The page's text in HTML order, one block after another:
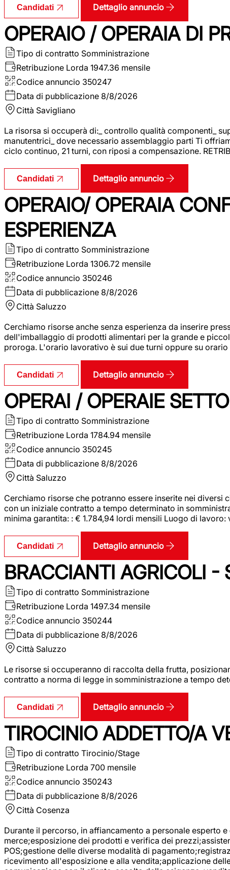
Candidati Dettaglio annuncio
OPERAIO / OPERAIA DI
Tipo di contratto Somministrazione
Retribuzione Lorda 1947.36 mensile
Codice annuncio 350247
Data di pubblicazione 8/8/2026
Città Savigliano
La risorsa si occuperà di:_ controllo qualità componenti_
manutentrici_ dove necessario assemblaggio parti Ti
ciclo continuo, 21 turni, con riposi a compensazione.
Candidati Dettaglio annuncio
OPERAIO/ OPERAIA
ESPERIENZA
Tipo di contratto Somministrazione
Retribuzione Lorda 1306.72 mensile
Codice annuncio 350246
Data di pubblicazione 8/8/2026
Città Saluzzo
Cerchiamo risorse anche senza esperienza da inserire
dell'imballaggio di prodotti alimentari per la grande e
proroga. L'orario lavorativo è sui due turni oppure su
Candidati Dettaglio annuncio
OPERAI / OPERAIE
Tipo di contratto Somministrazione
Retribuzione Lorda 1784.94 mensile
Codice annuncio 350245
Data di pubblicazione 8/8/2026
Città Saluzzo
Cerchiamo risorse che potranno essere inserite nei
con un iniziale contratto a tempo determinato in
minima garantita: : € 1.784,94 lordi mensili Luogo di lavoro:
Candidati Dettaglio annuncio
BRACCIANTI AGRICOLI -
Tipo di contratto Somministrazione
Retribuzione Lorda 1497.34 mensile
Codice annuncio 350244
Data di pubblicazione 8/8/2026
Città Saluzzo
Le risorse si occuperanno di raccolta della frutta,
contratto a norma di legge in somministrazione a tempo
Candidati Dettaglio annuncio
TIROCINIO ADDETTO/A
Tipo di contratto Tirocinio/Stage
Retribuzione Lorda 700 mensile
Codice annuncio 350243
Data di pubblicazione 8/8/2026
Città Cosenza
Durante il percorso, in affiancamento a personale esperto
merce;esposizione dei prodotti e verifica dei
POS;gestione delle diverse modalità di
ricevimento all'esposizione e alla vendita;applicazione